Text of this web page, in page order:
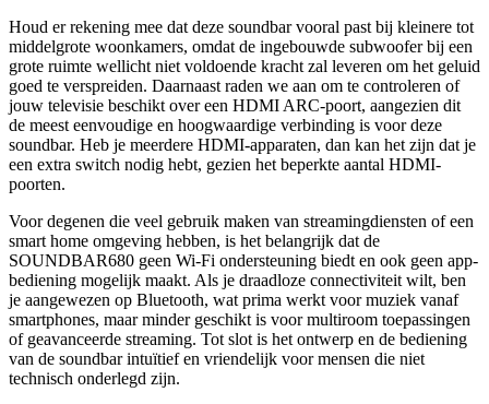
Houd er rekening mee dat deze soundbar vooral past bij kleinere tot
middelgrote woonkamers, omdat de ingebouwde subwoofer bij een
grote ruimte wellicht niet voldoende kracht zal leveren om het geluid
goed te verspreiden. Daarnaast raden we aan om te controleren of
jouw televisie beschikt over een HDMI ARC-poort, aangezien dit
de meest eenvoudige en hoogwaardige verbinding is voor deze
soundbar. Heb je meerdere HDMI-apparaten, dan kan het zijn dat je
een extra switch nodig hebt, gezien het beperkte aantal HDMI-
poorten.
Voor degenen die veel gebruik maken van streamingdiensten of een
smart home omgeving hebben, is het belangrijk dat de
SOUNDBAR680 geen Wi-Fi ondersteuning biedt en ook geen app-
bediening mogelijk maakt. Als je draadloze connectiviteit wilt, ben
je aangewezen op Bluetooth, wat prima werkt voor muziek vanaf
smartphones, maar minder geschikt is voor multiroom toepassingen
of geavanceerde streaming. Tot slot is het ontwerp en de bediening
van de soundbar intuïtief en vriendelijk voor mensen die niet
technisch onderlegd zijn.